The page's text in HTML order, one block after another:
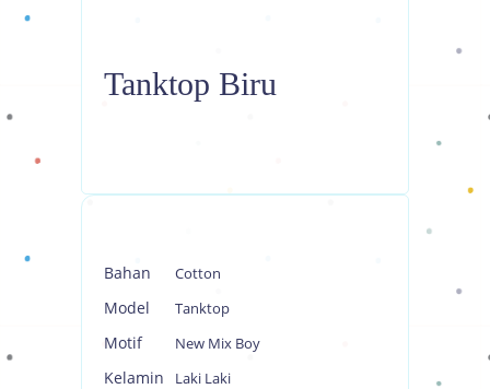
Tanktop Biru
Bahan Cotton
Model Tanktop
Motif New Mix Boy
Kelamin Laki Laki